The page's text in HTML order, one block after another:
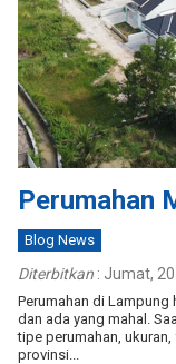
Perumahan
Blog News
Diterbitkan : Jumat,
Perumahan di Lampung
dan ada yang mahal.
tipe perumahan,
provinsi...